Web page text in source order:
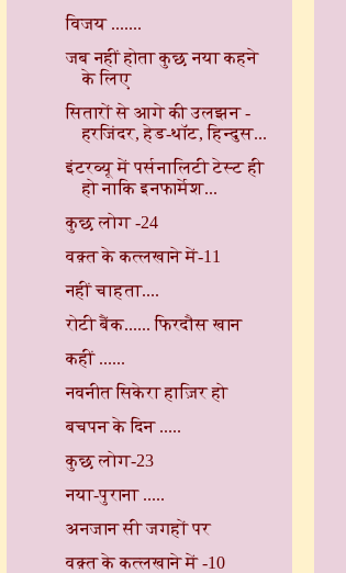
विजय .......
जब नहीं होता कुछ नया कहने
के लिए
सितारों से आगे की उलझन -
हरजिंदर, हेड-थॉट, हिन्दुस...
इंटरव्यू में पर्सनालिटी टेस्ट ही
हो नाकि इनफार्मेश...
कुछ लोग -24
वक़्त के कत्लखाने में-11
नहीं चाहता....
रोटी बैंक...... फिरदौस खान
कहीं ......
नवनीत सिकेरा हाज़िर हो
बचपन के दिन .....
कुछ लोग-23
नया-पुराना .....
अनजान सी जगहों पर
वक़्त के कत्लखाने में -10